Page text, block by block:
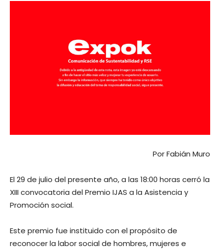
Por Fabián Muro
El 29 de julio del presente año, a las 18:00 horas cerró la
XIII convocatoria del Premio IJAS a la Asistencia y
Promoción social.
Este premio fue instituido con el propósito de
reconocer la labor social de hombres, mujeres e